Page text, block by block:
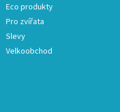
Eco produkty
Pro zvířata
Slevy
Velkoobchod